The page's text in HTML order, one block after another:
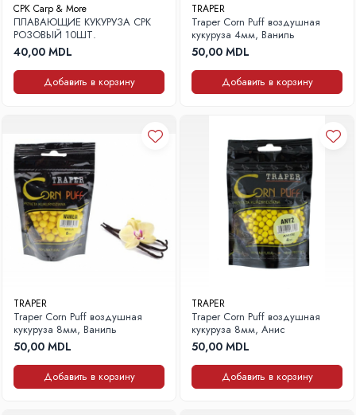
Лески, шнуры, поводки
Крючки на хищника
Груза на хищника
Приманки на хищника
Аксессуары для ловли хищника
Приманки на хищника
Зимняя рыбалка
Прикормка и насадки
Прикормки
Пелетс
Поп-апы
Искусственные насадки
Семена, микс из семян
Дипы, ароматизаторы, добавки
Ящики, Чехлы, Сумки
CPK Carp & More
ПЛАВАЮЩИЕ КУКУРУЗА CPK
РОЗОВЫЙ 10ШТ.
40,00 MDL
Добавить в корзину
TRAPER
Traper Corn Puff воздушная
кукуруза 4мм, Ваниль
50,00 MDL
Добавить в корзину
TRAPER
Traper Corn Puff воздушная
кукуруза 8мм, Ваниль
50,00 MDL
Добавить в корзину
TRAPER
Traper Corn Puff воздушная
кукуруза 8мм, Анис
50,00 MDL
Добавить в корзину